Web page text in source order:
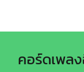
คอร์ดเพล